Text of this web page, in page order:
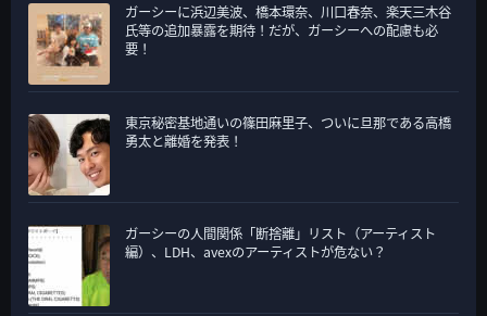
ガーシーに浜辺美波、橋本環奈、川口春奈、楽天三木谷
氏等の追加暴露を期待！だが、ガーシーへの配慮も必
要！
東京秘密基地通いの篠田麻里子、ついに旦那である高橋
勇太と離婚を発表！
ガーシーの人間関係「断捨離」リスト（アーティスト
編）、LDH、avexのアーティストが危ない？